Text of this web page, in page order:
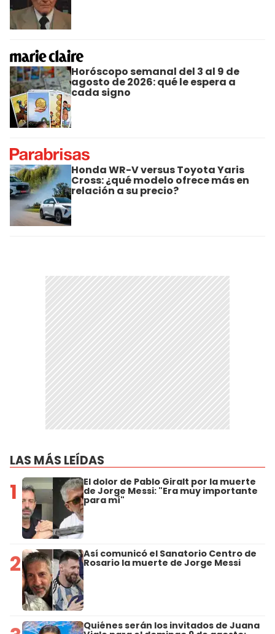
Horóscopo semanal del 3 al 9 de
agosto de 2026: qué le espera a
cada signo
Honda WR-V versus Toyota Yaris
Cross: ¿qué modelo ofrece más en
relación a su precio?
LAS MÁS LEÍDAS
1 El dolor de Pablo Giralt por la muerte
de Jorge Messi: "Era muy importante
para mí"
2 Así comunicó el Sanatorio Centro de
Rosario la muerte de Jorge Messi
Quiénes serán los invitados de Juana